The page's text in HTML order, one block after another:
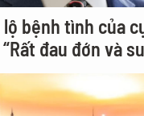
bệnh tình của
đau đớn và